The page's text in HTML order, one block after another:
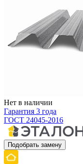
Нет в наличии
Гарантия 3 года
ГОСТ 24045-2016
Подобрать замену